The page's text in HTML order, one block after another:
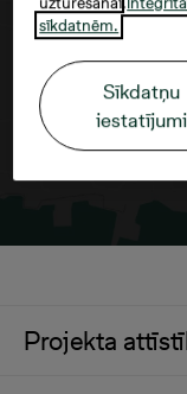
Projekta
sīkdatnēm.
Sīkdatņu
iestatījumi